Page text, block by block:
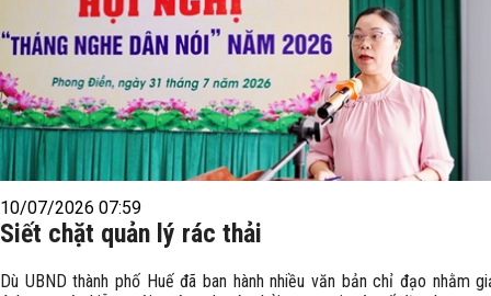
10/07/2026 07:59
Siết chặt quản lý rác thải
Dù UBND thành phố Huế đã ban hành nhiều văn bản chỉ đạo nhằm